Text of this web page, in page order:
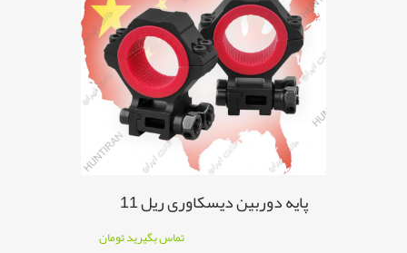
پایه دوربین دیسکاوری ریل 11
تماس بگیریدتومان